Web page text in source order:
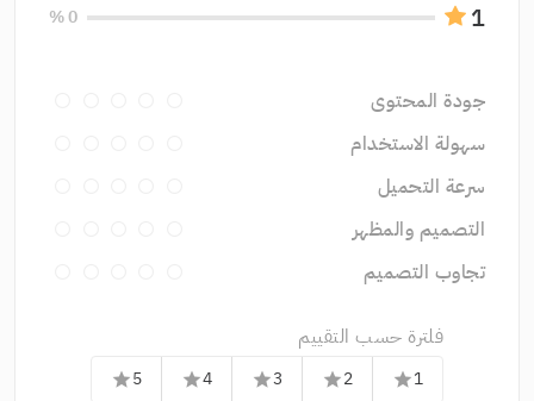
1
0 %
جودة المحتوى
سهولة الاستخدام
سرعة التحميل
التصميم والمظهر
تجاوب التصميم
فلترة حسب التقييم
1
star
2
star
3
star
4
star
5
star